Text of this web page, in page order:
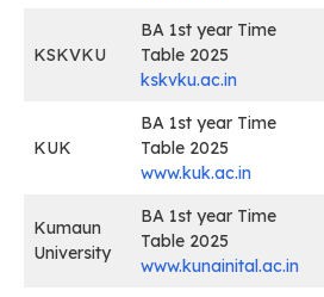
KSKVKU
BA 1st year Time
Table 2025
kskvku.ac.in
KUK
BA 1st year Time
Table 2025
www.kuk.ac.in
Kumaun
University
BA 1st year Time
Table 2025
www.kunainital.ac.in